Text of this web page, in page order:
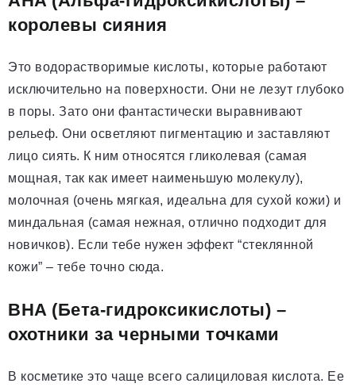
королевы сияния
Это водорастворимые кислоты, которые работают
исключительно на поверхности. Они не лезут глубоко
в поры. Зато они фантастически выравнивают
рельеф. Они осветляют пигментацию и заставляют
лицо сиять. К ним относятся гликолевая (самая
мощная, так как имеет наименьшую молекулу),
молочная (очень мягкая, идеальна для сухой кожи) и
миндальная (самая нежная, отлично подходит для
новичков). Если тебе нужен эффект “стеклянной
кожи” – тебе точно сюда.
BHA (Бета-гидроксикислоты) –
охотники за черными точками
В косметике это чаще всего салициловая кислота. Ее